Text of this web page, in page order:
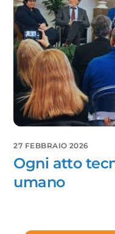
27 FEBBRAIO 2026
Ogni atto
umano